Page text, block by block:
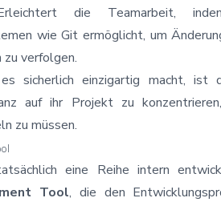
die Teamarbeit,
wie Git ermöglicht, um
zu verfolgen.
sicherlich einzigartig macht, ist
auf ihr Projekt zu
zu müssen.
eine Reihe intern
Tool, die den